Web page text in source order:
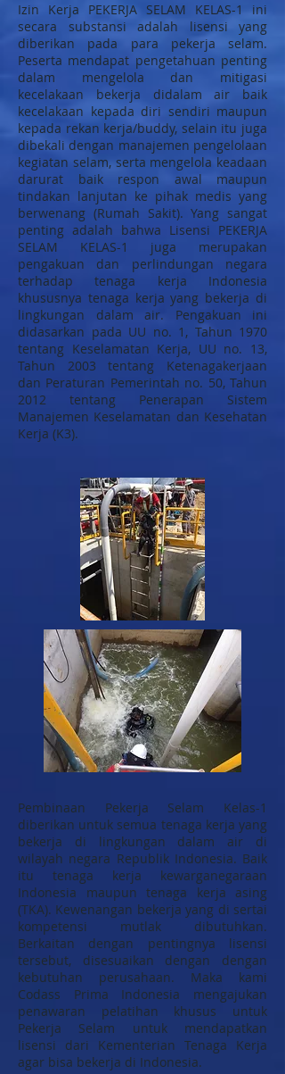
Izin Kerja PEKERJA SELAM KELAS-1 ini
secara substansi adalah lisensi yang
diberikan pada para pekerja selam.
Peserta mendapat pengetahuan penting
dalam mengelola dan mitigasi
kecelakaan bekerja didalam air baik
kecelakaan kepada diri sendiri maupun
kepada rekan kerja/buddy, selain itu juga
dibekali dengan manajemen pengelolaan
kegiatan selam, serta mengelola keadaan
darurat baik respon awal maupun
tindakan lanjutan ke pihak medis yang
berwenang (Rumah Sakit). Yang sangat
penting adalah bahwa Lisensi PEKERJA
SELAM KELAS-1 juga merupakan
pengakuan dan perlindungan negara
terhadap tenaga kerja Indonesia
khususnya tenaga kerja yang bekerja di
lingkungan dalam air. Pengakuan ini
didasarkan pada UU no. 1, Tahun 1970
tentang Keselamatan Kerja, UU no. 13,
Tahun 2003 tentang Ketenagakerjaan
dan Peraturan Pemerintah no. 50, Tahun
2012 tentang Penerapan Sistem
Manajemen Keselamatan dan Kesehatan
Kerja (K3).
Pembinaan Pekerja Selam Kelas-1
diberikan untuk semua tenaga kerja yang
bekerja di lingkungan dalam air di
wilayah negara Republik Indonesia. Baik
itu tenaga kerja kewarganegaraan
Indonesia maupun tenaga kerja asing
(TKA). Kewenangan bekerja yang di sertai
kompetensi mutlak dibutuhkan.
Berkaitan dengan pentingnya lisensi
tersebut, disesuaikan dengan dengan
kebutuhan perusahaan. Maka kami
Codass Prima Indonesia mengajukan
penawaran pelatihan khusus untuk
Pekerja Selam untuk mendapatkan
lisensi dari Kementerian Tenaga Kerja
agar bisa bekerja di Indonesia.